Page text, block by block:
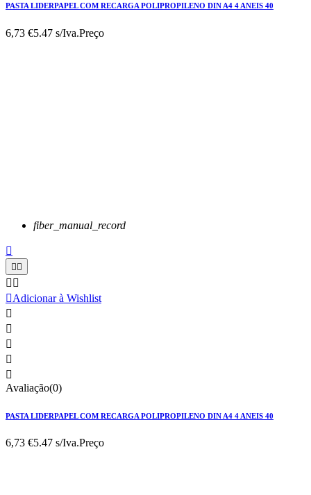
PASTA LIDERPAPEL COM RECARGA POLIPROPILENO DIN A4 4 ANEIS 40
6,73 €5.47 s/Iva.Preço
fiber_manual_record


 
Adicionar à Wishlist





Avaliação(0)
PASTA LIDERPAPEL COM RECARGA POLIPROPILENO DIN A4 4 ANEIS 40
6,73 €5.47 s/Iva.Preço